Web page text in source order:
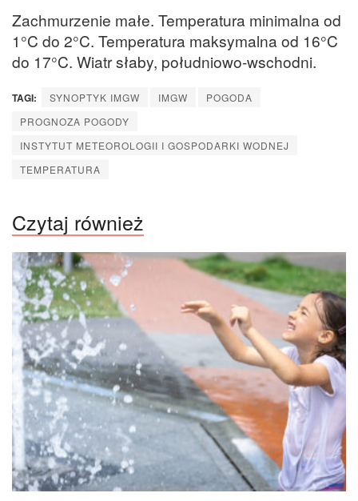
Zachmurzenie małe. Temperatura minimalna od
1°C do 2°C. Temperatura maksymalna od 16°C
do 17°C. Wiatr słaby, południowo-wschodni.
TAGI: SYNOPTYK IMGW IMGW
POGODA
PROGNOZA POGODY
INSTYTUT METEOROLOGII I GOSPODARKI WODNEJ
TEMPERATURA
Czytaj również